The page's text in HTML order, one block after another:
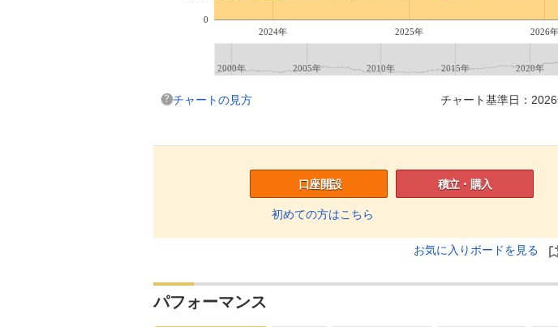
2024年 2025年 2026年
0
2000年 2005年 2010年 2015年 2020年
チャートの見方 チャート基準日：
口座開設
初めての方はこちら
積立・購入
お気に入りボードを見る
パフォーマンス